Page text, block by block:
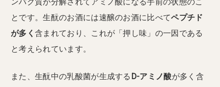
とです。生酛のお酒には速醸のお酒に比べてペプチド
が多く 含まれており、これが「押し味」の一因である
と考えられています。
また、生酛中の乳酸菌が生成する D-アミノ酸が多く含